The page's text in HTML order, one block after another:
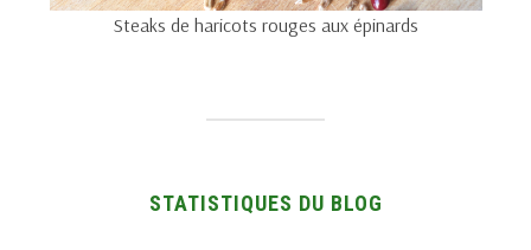
Steaks de haricots rouges aux épinards
STATISTIQUES DU BLOG